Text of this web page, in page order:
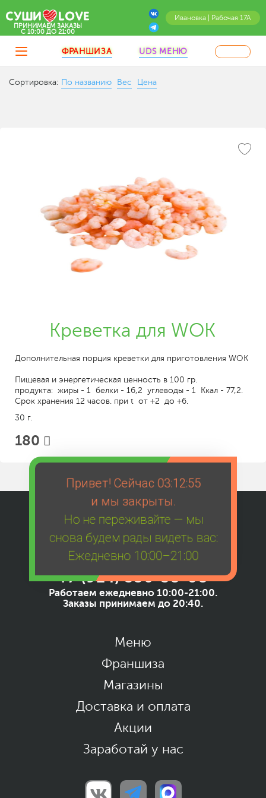
Привет! Сейчас 03:12:55
и мы закрыты.
Но не переживайте — мы
снова будем рады видеть вас:
Ежедневно 10:00–21:00
Ивановка | Рабочая 17А
ПРИНИМАЕМ ЗАКАЗЫ
C 10:00 ДО 21:00
ФРАНШИЗА UDS МЕНЮ
Сортировка: По названию Вес Цена
Креветка для WOK
Дополнительная порция креветки для приготовления WOK
Пищевая и энергетическая ценность в 100 гр.
продукта: жиры - 1 белки - 16,2 углеводы - 1 Ккал - 77,2.
Срок хранения 12 часов. при t от +2 до +6.
30 г.
180
+7 (914) 556-58-08
Работаем ежедневно 10:00-21:00.
Заказы принимаем до 20:40.
Меню
Франшиза
Магазины
Доставка и оплата
Акции
Заработай у нас